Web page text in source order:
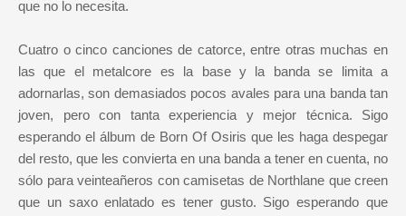
que no lo necesita.
Cuatro o cinco canciones de catorce, entre otras muchas en
las que el metalcore es la base y la banda se limita a
adornarlas, son demasiados pocos avales para una banda tan
joven, pero con tanta experiencia y mejor técnica. Sigo
esperando el álbum de Born Of Osiris que les haga despegar
del resto, que les convierta en una banda a tener en cuenta, no
sólo para veinteañeros con camisetas de Northlane que creen
que un saxo enlatado es tener gusto. Sigo esperando que